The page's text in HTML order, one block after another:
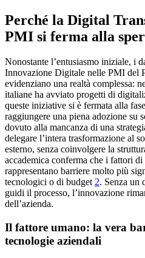
Perché la Digital
PMI si ferma alla
Nonostante l’entusiasmo iniziale, i
Innovazione Digitale nelle PMI del
evidenziano una realtà complessa:
italiane ha avviato progetti di
queste iniziative si è fermata alla
raggiungere una piena adozione su
dovuto alla mancanza di una
delegare l’intera trasformazione al
esterno, senza coinvolgere la
accademica conferma che i fattori
rappresentano barriere molto più
tecnologici o di budget2. Senza un
guidi il processo, l’innovazione
dell’azienda.
Il fattore umano: la vera
tecnologie aziendali